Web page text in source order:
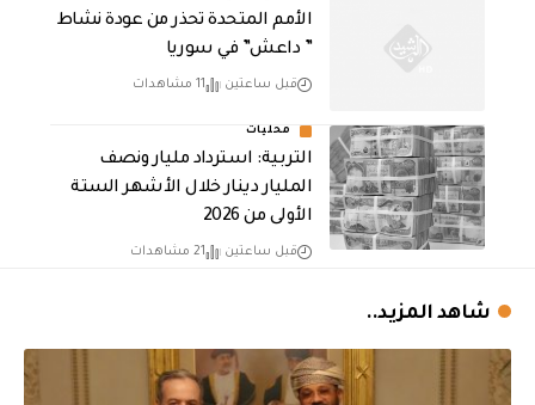
الأمم المتحدة تحذر من عودة نشاط
” داعش” في سوريا
قبل ساعتين 11 مشاهدات
محليات
التربية: استرداد مليار ونصف
المليار دينار خلال الأشهر الستة
الأولى من 2026
قبل ساعتين 21 مشاهدات
شاهد المزيد..